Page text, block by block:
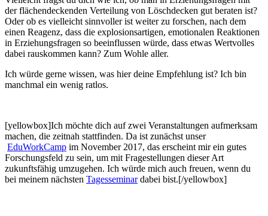
der flächendeckenden Verteilung von Löschdecken gut beraten ist?
Oder ob es vielleicht sinnvoller ist weiter zu forschen, nach dem
einen Reagenz, dass die explosionsartigen, emotionalen Reaktionen
in Erziehungsfragen so beeinflussen würde, dass etwas Wertvolles
dabei rauskommen kann? Zum Wohle aller.
Ich würde gerne wissen, was hier deine Empfehlung ist? Ich bin
manchmal ein wenig ratlos.
[yellowbox]Ich möchte dich auf zwei Veranstaltungen aufmerksam
machen, die zeitnah stattfinden. Da ist zunächst unser
EduWorkCamp im November 2017, das erscheint mir ein gutes
Forschungsfeld zu sein, um mit Fragestellungen dieser Art
zukunftsfähig umzugehen. Ich würde mich auch freuen, wenn du
bei meinem nächsten Tagesseminardabei bist.[/yellowbox]